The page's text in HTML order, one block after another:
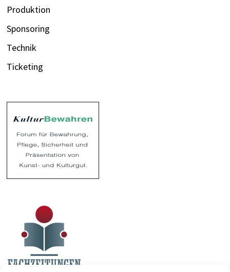
Produktion
Sponsoring
Technik
Ticketing